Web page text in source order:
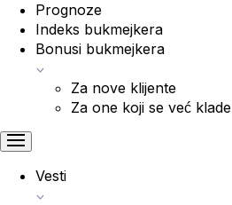
Prognoze
Indeks bukmejkera
Bonusi bukmejkera
Za nove klijente
Za one koji se već klade
Vesti